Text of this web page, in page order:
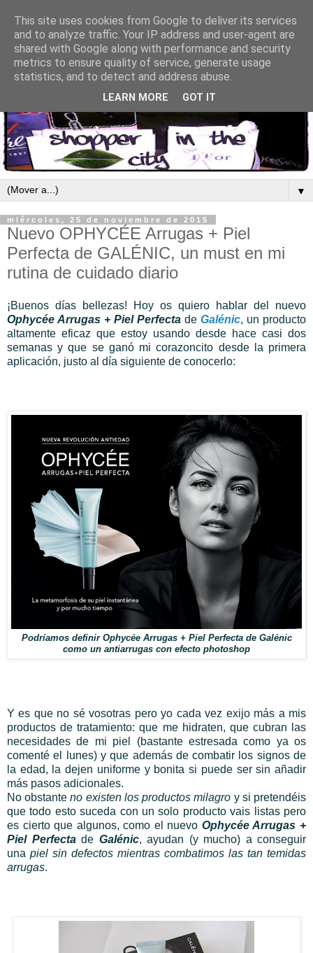
▼
miércoles, 25 de noviembre de 2015
Nuevo OPHYCÉE Arrugas + Piel
Perfecta de GALÉNIC, un must en mi
rutina de cuidado diario
¡Buenos días bellezas! Hoy os quiero hablar del nuevo
Ophycée Arrugas + Piel Perfecta de Galénic, un producto
altamente eficaz que estoy usando desde hace casi dos
semanas y que se ganó mi corazoncito desde la primera
aplicación, justo al día siguiente de conocerlo:
Podríamos definir Ophycée Arrugas + Piel Perfecta de Galénic
como un antiarrugas con efecto photoshop
Y es que no sé vosotras pero yo cada vez exijo más a mis
productos de tratamiento: que me hidraten, que cubran las
necesidades de mi piel (bastante estresada como ya os
comenté el lunes) y que además de combatir los signos de
la edad, la dejen uniforme y bonita si puede ser sin añadir
más pasos adicionales.
No obstanteno existen los productos milagro y si pretendéis
que todo esto suceda con un solo producto vais listas pero
es cierto que algunos, como el nuevo Ophycée Arrugas +
Piel Perfecta de Galénic, ayudan (y mucho) a conseguir
una piel sin defectos mientras combatimos las tan temidas
arrugas.
This site uses cookies from Google to deliver its services
and to analyze traffic. Your IP address and user-agent are
shared with Google along with performance and security
metrics to ensure quality of service, generate usage
statistics, and to detect and address abuse.
LEARN MORE GOT IT